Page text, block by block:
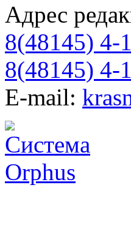
Адрес
8(48145) 4-
8(48145) 4-
E-mail: